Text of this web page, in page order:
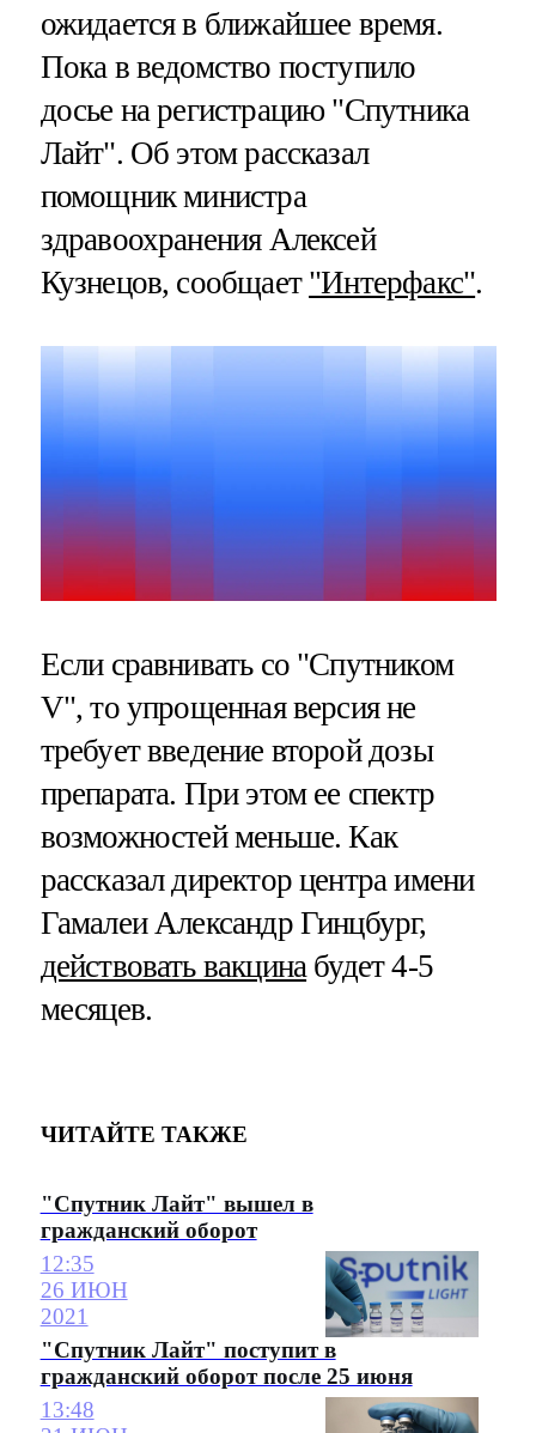
ожидается в ближайшее время.
Пока в ведомство поступило
досье на регистрацию "Спутника
Лайт". Об этом рассказал
помощник министра
здравоохранения Алексей
Кузнецов, сообщает "Интерфакс".
Если сравнивать со "Спутником
V", то упрощенная версия не
требует введение второй дозы
препарата. При этом ее спектр
возможностей меньше. Как
рассказал директор центра имени
Гамалеи Александр Гинцбург,
действовать вакцинабудет 4-5
месяцев.
ЧИТАЙТЕ ТАКЖЕ
"Спутник Лайт" вышел в
гражданский оборот
12:35
26 ИЮН
2021
"Спутник Лайт" поступит в
гражданский оборот после 25 июня
13:48